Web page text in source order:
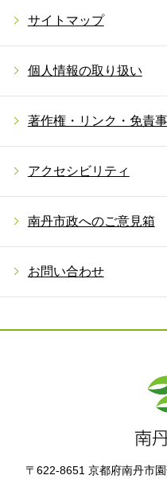
サイトマップ
個人情報の取り扱い
著作権・リンク・免責
アクセシビリティ
南丹市政へのご意見箱
お問い合わせ
〒622-8651 京都府南丹市